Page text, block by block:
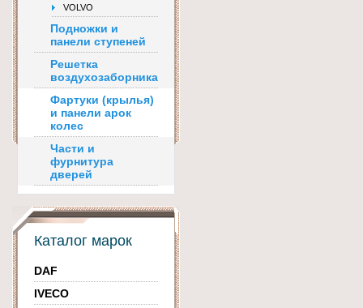
VOLVO
Подножки и
панели ступеней
Решетка
воздухозаборника
Фартуки (крылья)
и панели арок
колес
Части и
фурнитура
дверей
Каталог марок
DAF
IVECO